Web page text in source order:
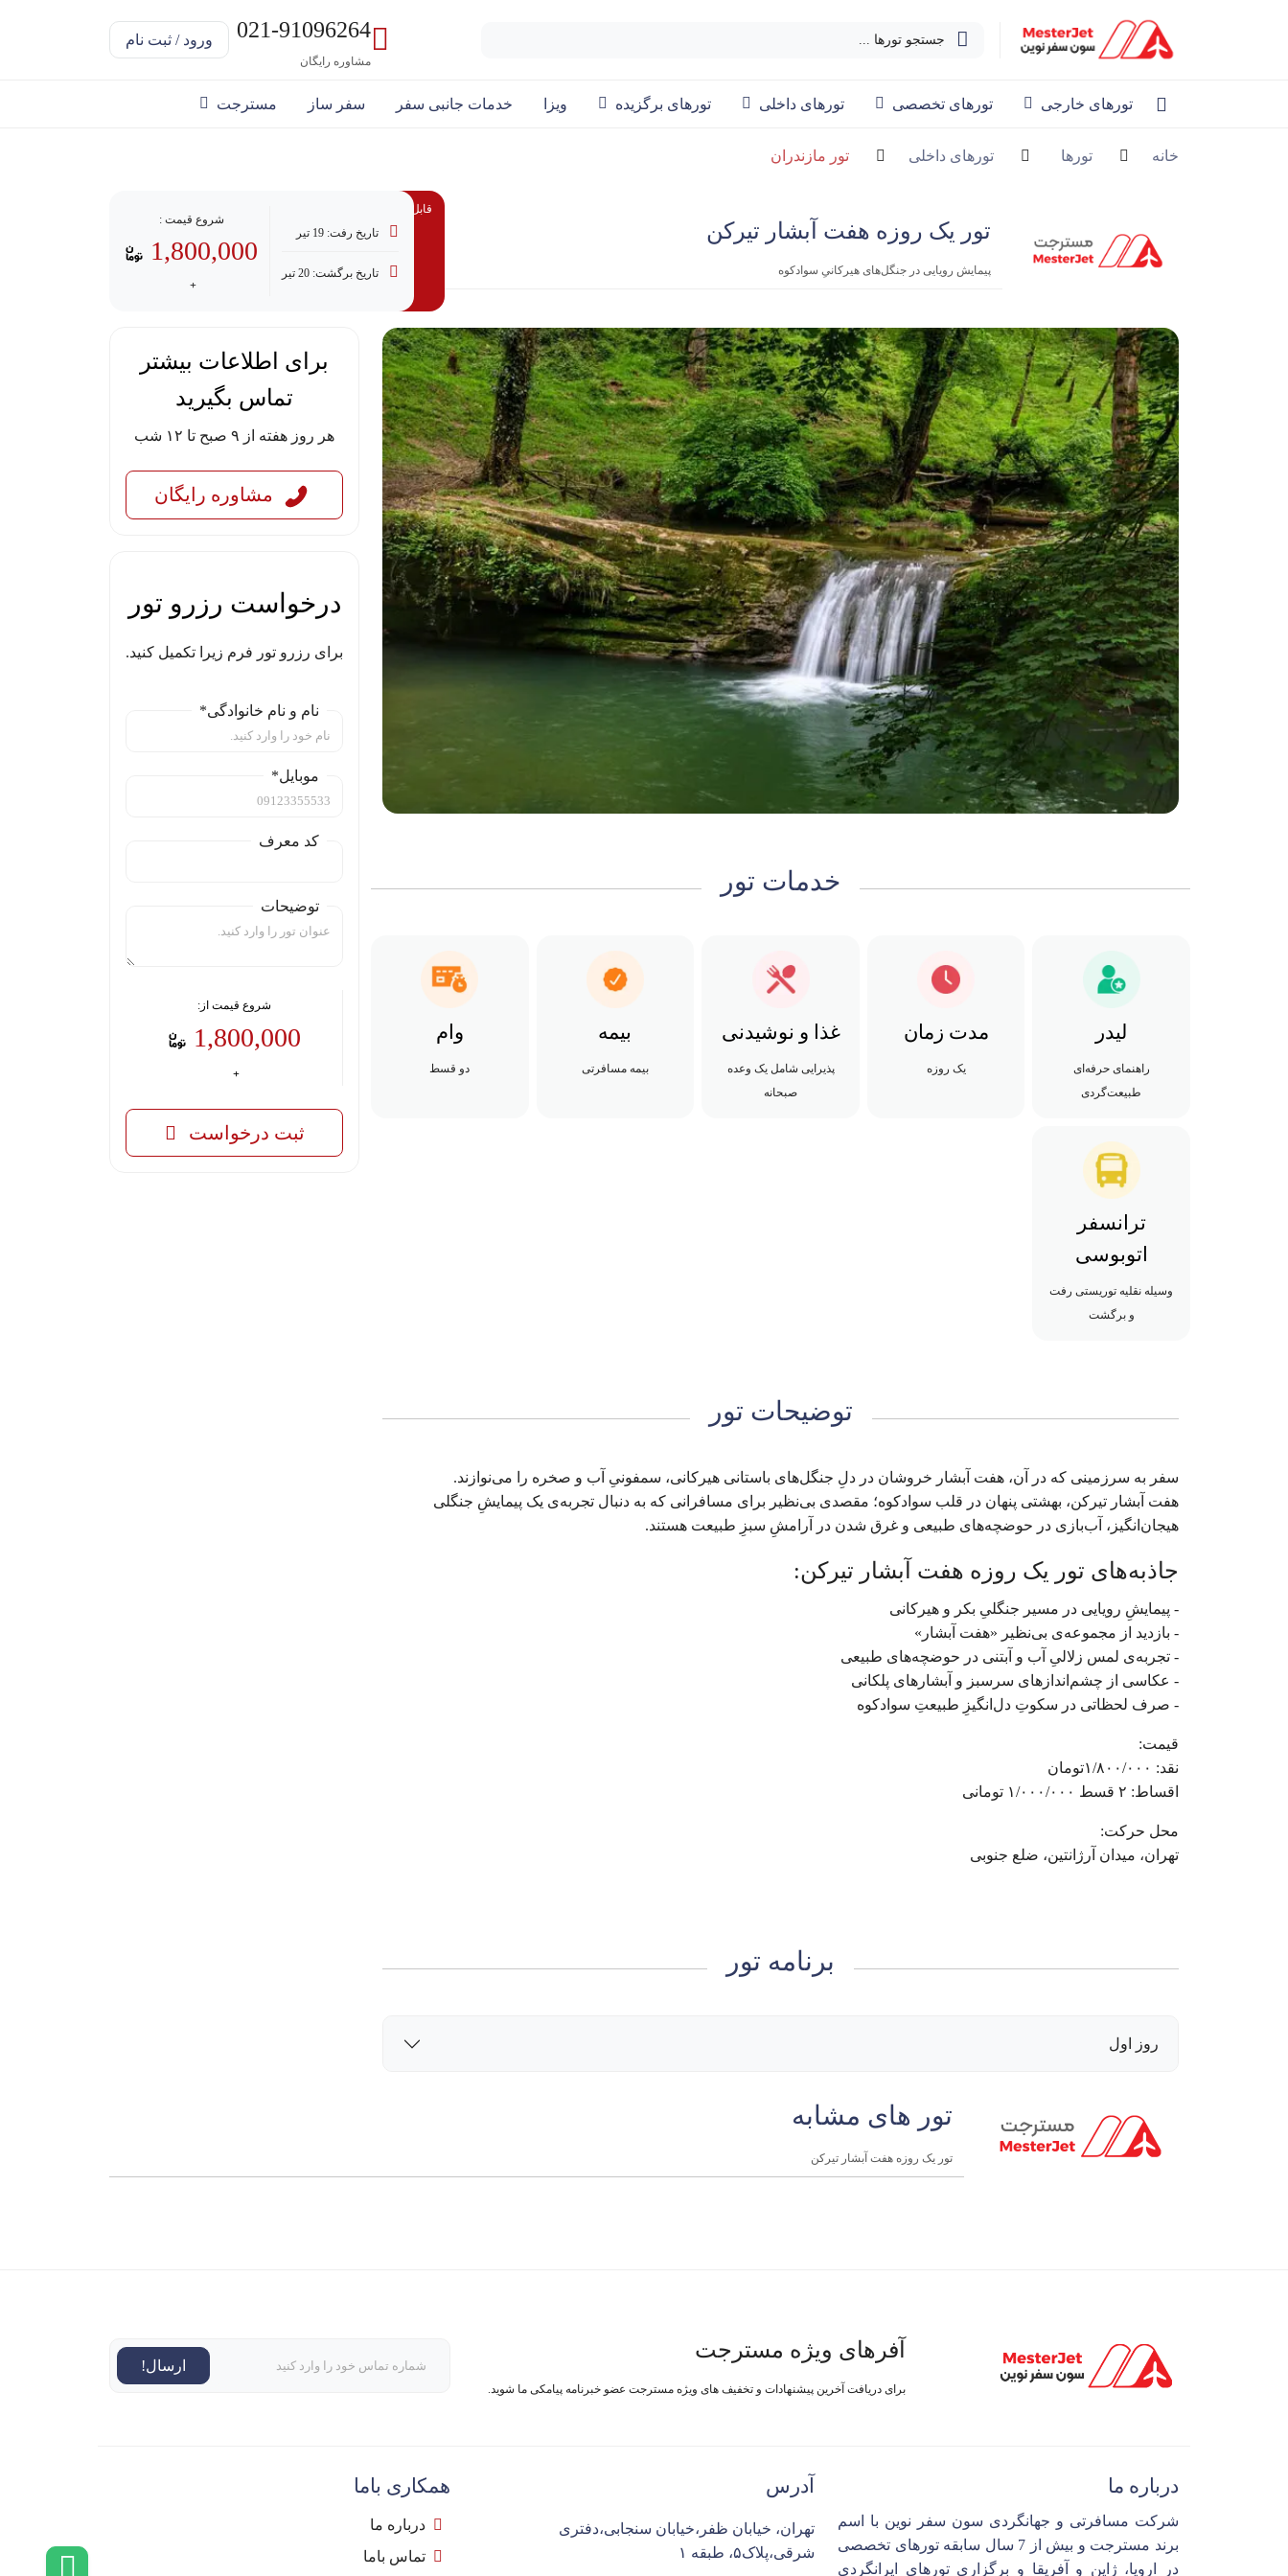
جستجو تورها ... 021-91096264
مشاوره رایگان
ورود / ثبت نام
تورهای خارجی تورهای تخصصی تورهای داخلی تورهای برگزیده ویزا خدمات جانبی سفر سفر ساز مسترجت
خانه تورها تورهای داخلی تور مازندران
تور یک روزه هفت آبشار تیرکن
پیمایش رویایی در جنگل‌های هیرکانیِ سوادکوه
قابل پرداخت با وام
تاریخ رفت: 19 تیر
تاریخ برگشت: 20 تیر
شروع قیمت :
1,800,000
خدمات تور
لیدر
راهنمای حرفه‌ای
طبیعت‌گردی
مدت زمان
یک روزه
غذا و نوشیدنی
پذیرایی شامل یک وعده
صبحانه
بیمه
بیمه مسافرتی
وام
دو قسط
ترانسفر
اتوبوسی
وسیله نقلیه توریستی رفت
و برگشت
توضیحات تور
سفر به سرزمینی که در آن، هفت آبشار خروشان در دلِ جنگل‌های باستانی هیرکانی، سمفونیِ آب و صخره را می‌نوازند.
هفت آبشار تیرکن، بهشتی پنهان در قلب سوادکوه؛ مقصدی بی‌نظیر برای مسافرانی که به دنبال تجربه‌ی یک پیمایشِ جنگلی
هیجان‌انگیز، آب‌بازی در حوضچه‌های طبیعی و غرق شدن در آرامشِ سبزِ طبیعت هستند.
جاذبه‌های تور یک روزه هفت آبشار تیرکن:
- پیمایشِ رویایی در مسیر جنگلیِ بکر و هیرکانی
- بازدید از مجموعه‌ی بی‌نظیر «هفت آبشار»
- تجربه‌ی لمس زلالیِ آب و آبتنی در حوضچه‌های طبیعی
- عکاسی از چشم‌اندازهای سرسبز و آبشارهای پلکانی
- صرف لحظاتی در سکوتِ دل‌انگیزِ طبیعتِ سوادکوه
قیمت:
نقد: ۱/۸۰۰/۰۰۰تومان
اقساط: ۲ قسط ۱/۰۰۰/۰۰۰ تومانی
محل حرکت:
تهران، میدان آرژانتین، ضلع جنوبی
برنامه تور
روز اول
برای اطلاعات بیشتر
تماس بگیرید
هر روز هفته از ۹ صبح تا ۱۲ شب
مشاوره رایگان
درخواست رزرو تور
برای رزرو تور فرم زیرا تکمیل کنید.
نام و نام خانوادگی*
موبایل*
کد معرف
توضیحات
شروع قیمت از:
1,800,000
ثبت درخواست
تور های مشابه
تور یک روزه هفت آبشار تیرکن
آفرهای ویژه مسترجت
برای دریافت آخرین پیشنهادات و تخفیف های ویژه مسترجت عضو خبرنامه پیامکی ما شوید.
ارسال!
درباره ما
شرکت مسافرتی و جهانگردی سون سفر نوین با اسم
برند مسترجت و بیش از 7 سال سابقه تورهای تخصصی
در اروپا، ژاپن و آفریقا و برگزاری تورهای ایرانگردی
آدرس
تهران، خیابان ظفر،خیابان سنجابی،دفتری
شرقی،پلاک۵، طبقه ۱
همکاری باما
درباره ما
تماس باما